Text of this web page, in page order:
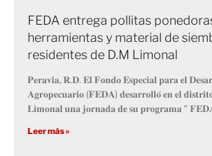
FEDA entrega pollitas
herramientas y material de
residentes de D.M Limonal
𝐏𝐞𝐫𝐚𝐯𝐢𝐚, 𝐑.𝐃. 𝐄𝐥 𝐅𝐨𝐧𝐝𝐨 𝐄𝐬𝐩𝐞𝐜𝐢𝐚𝐥 𝐩𝐚𝐫𝐚 𝐞𝐥
𝐀𝐠𝐫𝐨𝐩𝐞𝐜𝐮𝐚𝐫𝐢𝐨 (𝐅𝐄𝐃𝐀) 𝐝𝐞𝐬𝐚𝐫𝐫𝐨𝐥𝐥𝐨́ 𝐞𝐧 𝐞𝐥
𝐋𝐢𝐦𝐨𝐧𝐚𝐥 𝐮𝐧𝐚 𝐣𝐨𝐫𝐧𝐚𝐝𝐚 𝐝𝐞 𝐬𝐮 𝐩𝐫𝐨𝐠𝐫𝐚𝐦𝐚 “
Leer más »